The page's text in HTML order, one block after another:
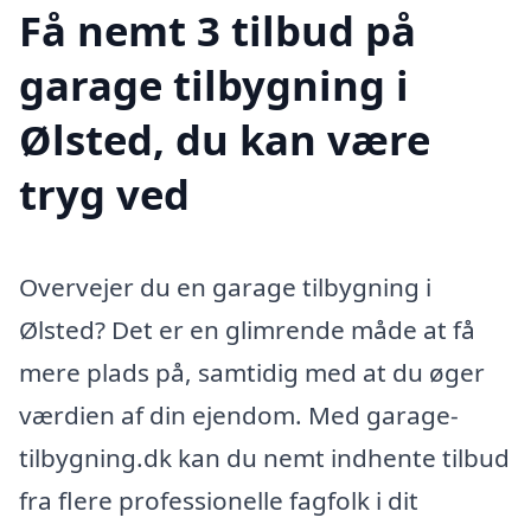
Få nemt 3 tilbud på
garage tilbygning i
Ølsted, du kan være
tryg ved
Overvejer du en garage tilbygning i
Ølsted? Det er en glimrende måde at få
mere plads på, samtidig med at du øger
værdien af din ejendom. Med garage-
tilbygning.dk kan du nemt indhente tilbud
fra flere professionelle fagfolk i dit